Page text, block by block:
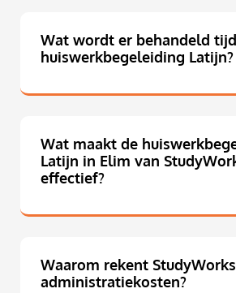
Wat wordt er behandeld
huiswerkbegeleiding Latijn?
Wat maakt de
Latijn in Elim van
effectief?
Waarom rekent StudyWorks
administratiekosten?